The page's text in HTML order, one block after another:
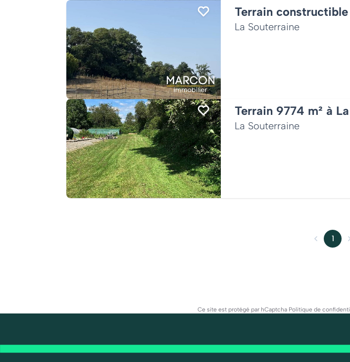
Terrain
La Souterraine
Terrain 9774 m² à
La Souterraine
1
Ce site est protégé par hCaptcha Politique de